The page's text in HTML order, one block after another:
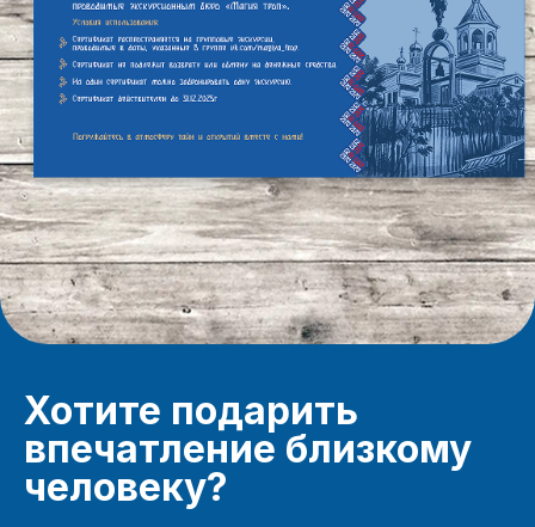
Хотите подарить
впечатление близкому
человеку?